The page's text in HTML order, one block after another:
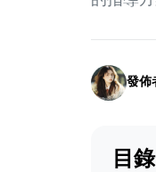
發佈
目錄